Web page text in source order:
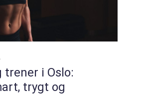
trener i Oslo:
trygt og